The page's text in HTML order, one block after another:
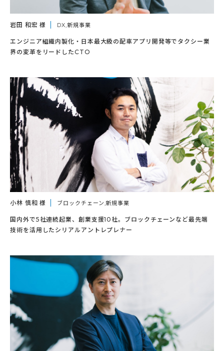
岩田 和宏 様 DX,新規事業
エンジニア組織内製化・日本最大級の配車アプリ開発等でタクシー業
界の変革をリードしたCTO
小林 慎和 様 ブロックチェーン,新規事業
国内外で5社連続起業、創業支援10社。ブロックチェーンなど最先端
技術を活用したシリアルアントレプレナー